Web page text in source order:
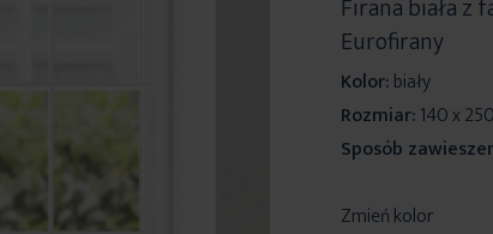
Firana biała z
Eurofirany
Kolor:biały
Rozmiar:140 x
Sposób
Zmień kolor